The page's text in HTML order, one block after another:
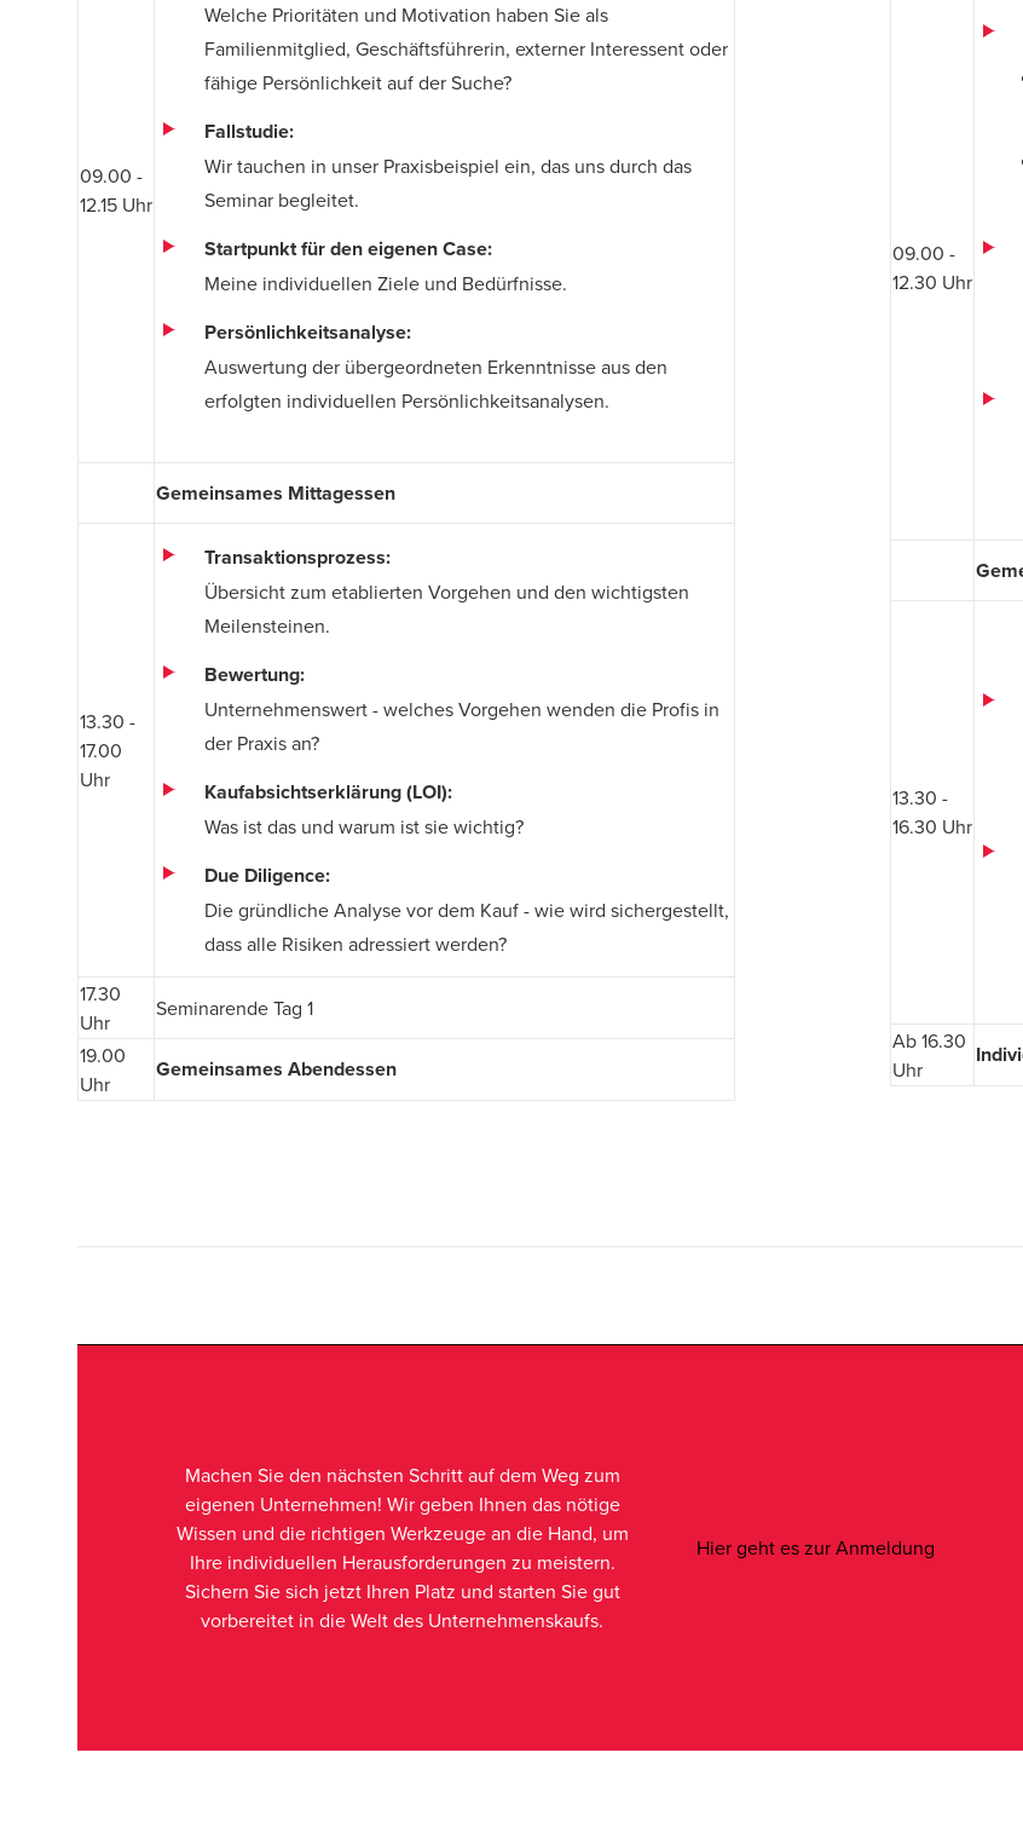
09.00 -
12.15 Uhr
Welche Prioritäten und Motivation haben Sie als
Familienmitglied, Geschäftsführerin, externer Interessent oder
fähige Persönlichkeit auf der Suche?
Fallstudie:
Wir tauchen in unser Praxisbeispiel ein, das uns durch das
Seminar begleitet.
Startpunkt für den eigenen Case:
Meine individuellen Ziele und Bedürfnisse.
Persönlichkeitsanalyse:
Auswertung der übergeordneten Erkenntnisse aus den
erfolgten individuellen Persönlichkeitsanalysen.
Gemeinsames Mittagessen
13.30 -
17.00
Uhr
Transaktionsprozess:
Übersicht zum etablierten Vorgehen und den wichtigsten
Meilensteinen.
Bewertung:
Unternehmenswert - welches Vorgehen wenden die Profis in
der Praxis an?
Kaufabsichtserklärung (LOI):
Was ist das und warum ist sie wichtig?
Due Diligence:
Die gründliche Analyse vor dem Kauf - wie wird sichergestellt,
dass alle Risiken adressiert werden?
17.30
Uhr
Seminarende Tag 1
19.00
Uhr
Gemeinsames Abendessen
09.00 -
12.30 Uhr
13.30 -
16.30 Uhr
Ab 16.30
Uhr
Machen Sie den nächsten Schritt auf dem Weg zum
eigenen Unternehmen! Wir geben Ihnen das nötige
Wissen und die richtigen Werkzeuge an die Hand, um
Ihre individuellen Herausforderungen zu meistern.
Sichern Sie sich jetzt Ihren Platz und starten Sie gut
vorbereitet in die Welt des Unternehmenskaufs.
Hier geht es zur Anmeldung Opens